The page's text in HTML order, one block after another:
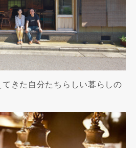
きた自分たちらしい暮らしの